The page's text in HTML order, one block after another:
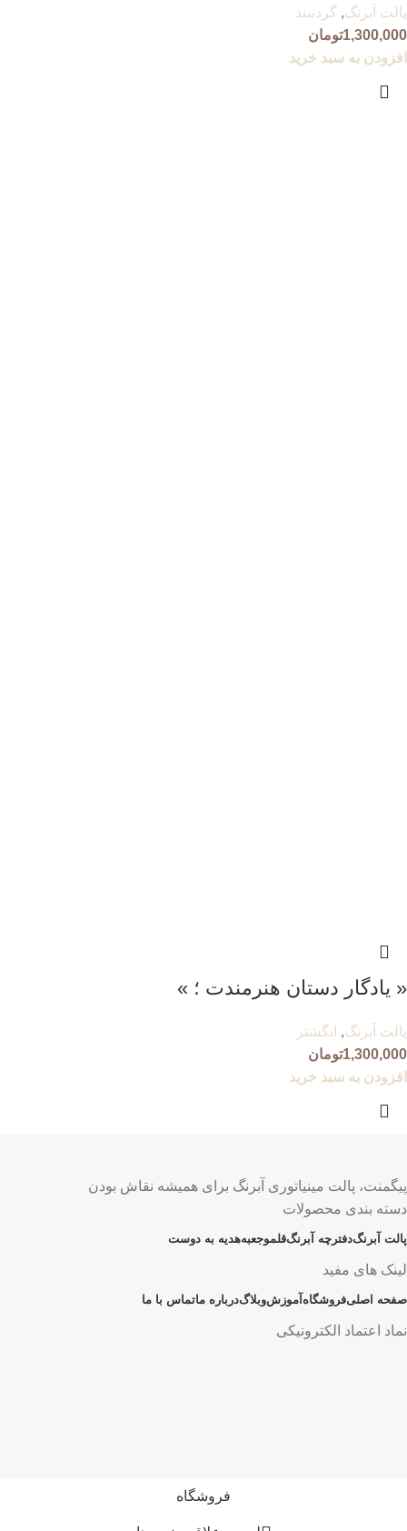
پالت آبرنگ, گردنبند
1,300,000تومان
افزودن به سبد خرید
« یادگار دستان هنرمندت ؛ »
پالت آبرنگ, انگشتر
1,300,000تومان
افزودن به سبد خرید
پیگمنت، پالت مینیاتوری آبرنگ برای همیشه نقاش بودن
دسته بندی محصولات
پالت آبرنگدفترچه آبرنگقلموجعبههدیه به دوست
لینک های مفید
صفحه اصلیفروشگاهآموزشوبلاگدرباره ماتماس با ما
نماد اعتماد الکترونیکی
فروشگاه